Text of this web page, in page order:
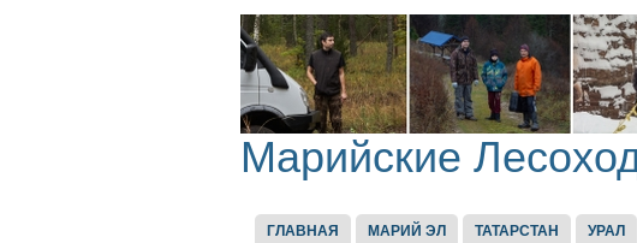
Марийские
ГЛАВНАЯ МАРИЙ ЭЛ ТАТАРСТАН УРАЛ